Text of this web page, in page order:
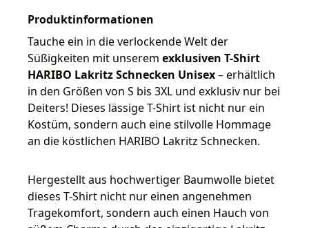
Produktinformationen
Tauche ein in die verlockende Welt der
Süßigkeiten mit unserem exklusiven T-Shirt
HARIBO Lakritz Schnecken Unisex– erhältlich
in den Größen von S bis 3XL und exklusiv nur bei
Deiters! Dieses lässige T-Shirt ist nicht nur ein
Kostüm, sondern auch eine stilvolle Hommage
an die köstlichen HARIBO Lakritz Schnecken.
Hergestellt aus hochwertiger Baumwolle bietet
dieses T-Shirt nicht nur einen angenehmen
Tragekomfort, sondern auch einen Hauch von